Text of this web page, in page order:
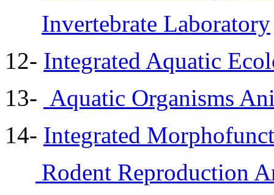
Invertebrate Laboratory
12- Integrated Aquatic
13- Aquatic Organisms
14- Integrated
Rodent Reproduction